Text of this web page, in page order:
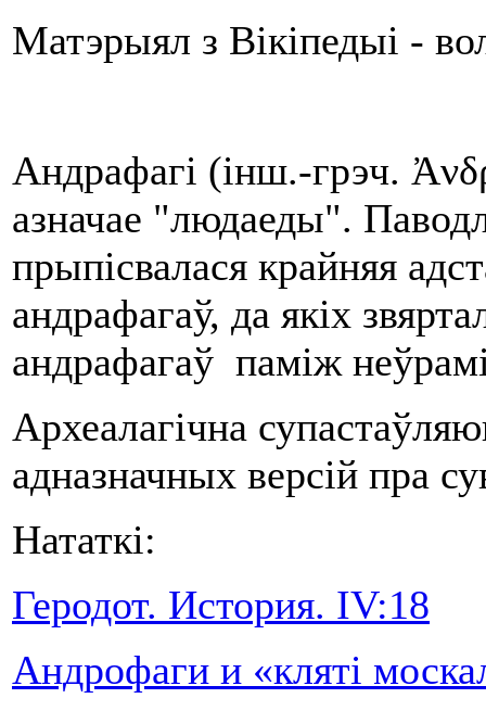
Матэрыял з Вікіпедыі -
Андрафагі (інш.-грэч.
азначае "людаеды".
прыпісвалася крайняя
андрафагаў, да якіх
андрафагаў паміж
Археалагічна
адназначных версій пра
Нататкі:
Геродот. История. IV:18
Андрофаги и «клятi